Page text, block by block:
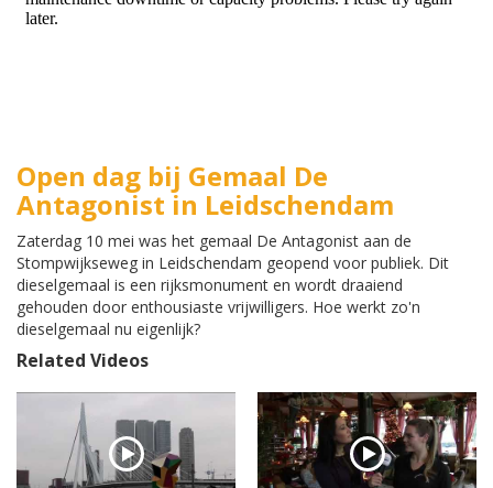
Open dag bij Gemaal De
Antagonist in Leidschendam
Zaterdag 10 mei was het gemaal De Antagonist aan de
Stompwijkseweg in Leidschendam geopend voor publiek. Dit
dieselgemaal is een rijksmonument en wordt draaiend
gehouden door enthousiaste vrijwilligers. Hoe werkt zo'n
dieselgemaal nu eigenlijk?
Related Videos